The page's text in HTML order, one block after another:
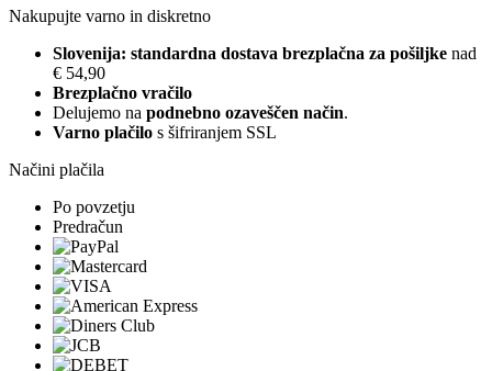
Nakupujte varno in diskretno
Slovenija: standardna dostava brezplačna za pošiljke nad
€ 54,90
Brezplačno vračilo
Delujemo na podnebno ozaveščen način.
Varno plačilo s šifriranjem SSL
Načini plačila
Po povzetju
Predračun